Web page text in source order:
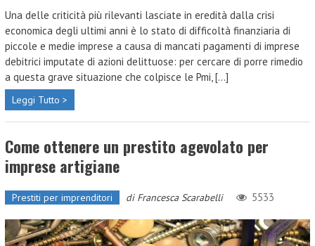
Una delle criticità più rilevanti lasciate in eredità dalla crisi
economica degli ultimi anni è lo stato di difficoltà finanziaria di
piccole e medie imprese a causa di mancati pagamenti di imprese
debitrici imputate di azioni delittuose: per cercare di porre rimedio
a questa grave situazione che colpisce le Pmi, [...]
Leggi Tutto >
Come ottenere un prestito agevolato per
imprese artigiane
Prestiti per imprenditori di Francesca Scarabelli 5533